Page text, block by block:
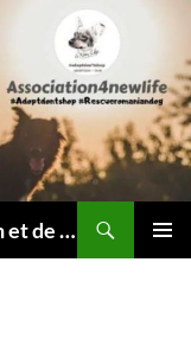
4newlife-Association de Protection et de défense animale. Loi de 1908